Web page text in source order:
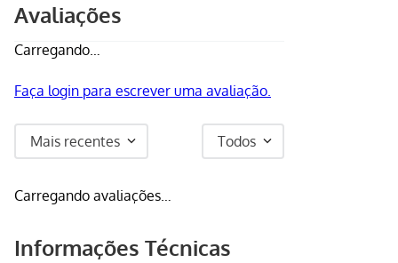
Avaliações
Carregando…
Faça login para escrever uma avaliação.
Mais recentes Todos
Carregando avaliações…
Informações Técnicas